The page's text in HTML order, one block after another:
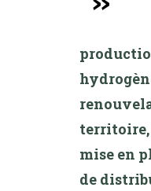
territoire,
mise en
de